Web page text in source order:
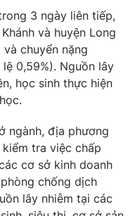
video
3 ngày liên tiếp,
và huyện Long
chuyển nặng
0,59%). Nguồn lây
học sinh thực hiện
ngành, địa phương
tra việc chấp
cơ sở kinh doanh
chống dịch
lây nhiễm tại các